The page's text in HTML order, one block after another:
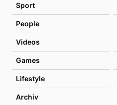
Sport
People
Videos
Games
Lifestyle
Archiv